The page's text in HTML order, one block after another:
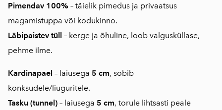
Pimendav 100% – täielik pimedus ja privaatsus
magamistuppa või kodukinno.
Läbipaistev tüll – kerge ja õhuline, loob valgusküllase,
pehme ilme.
Kardinapael – laiusega 5 cm, sobib
konksudele/liuguritele.
Tasku (tunnel) – laiusega 5 cm, torule lihtsasti peale